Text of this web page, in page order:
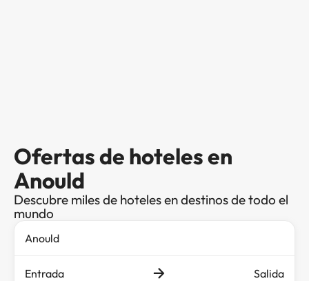
Ofertas de hoteles en
Anould
Descubre miles de hoteles en destinos de todo el
mundo
Entrada Salida